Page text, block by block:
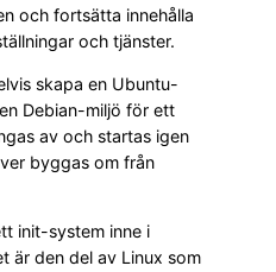
och fortsätta innehålla
och tjänster.
skapa en Ubuntu-
Debian-miljö för ett
av och startas igen
byggas om från
init-system inne i
är den del av Linux som